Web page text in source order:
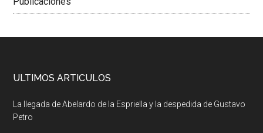
ULTIMOS ARTICULOS
La llegada de Abelardo de la Espriella y la despedida de Gustavo
Petro